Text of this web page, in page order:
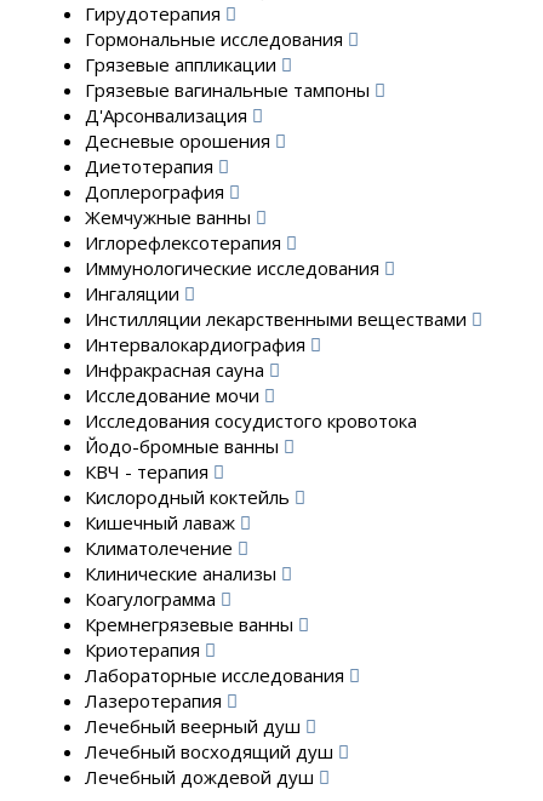
Гирудотерапия
Гормональные исследования
Грязевые аппликации
Грязевые вагинальные тампоны
Д'Арсонвализация
Десневые орошения
Диетотерапия
Доплерография
Жемчужные ванны
Иглорефлексотерапия
Иммунологические исследования
Ингаляции
Инстилляции лекарственными веществами
Интервалокардиография
Инфракрасная сауна
Исследование мочи
Исследования сосудистого кровотока
Йодо-бромные ванны
КВЧ - терапия
Кислородный коктейль
Кишечный лаваж
Климатолечение
Клинические анализы
Коагулограмма
Кремнегрязевые ванны
Криотерапия
Лабораторные исследования
Лазеротерапия
Лечебный веерный душ
Лечебный восходящий душ
Лечебный дождевой душ